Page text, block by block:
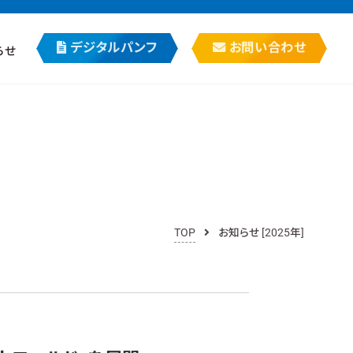
せ デジタルパンフ お問い合わせ
TOP お知らせ [2025年]